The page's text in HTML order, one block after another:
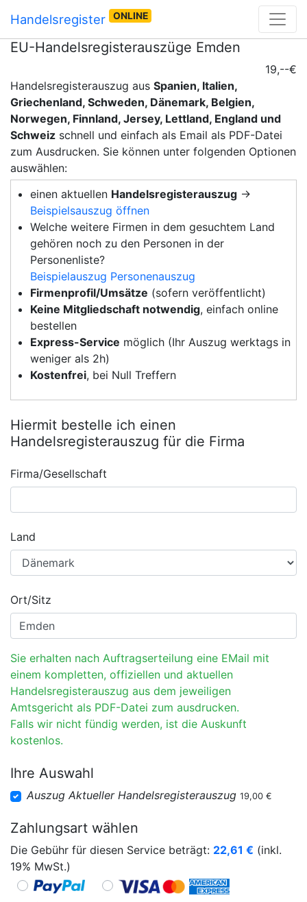
Handelsregister ONLINE
EU-Handelsregisterauszüge Emden
19,--€
Handelsregisterauszug aus Spanien, Italien,
Griechenland, Schweden, Dänemark, Belgien,
Norwegen, Finnland, Jersey, Lettland, England und
Schweiz schnell und einfach als Email als PDF-Datei
zum Ausdrucken. Sie können unter folgenden Optionen
auswählen:
einen aktuellen Handelsregisterauszug →
Beispielsauszug öffnen
Welche weitere Firmen in dem gesuchtem Land
gehören noch zu den Personen in der
Personenliste?
Beispielauszug Personenauszug
Firmenprofil/Umsätze (sofern veröffentlicht)
Keine Mitgliedschaft notwendig, einfach online
bestellen
Express-Service möglich (Ihr Auszug werktags in
weniger als 2h)
Kostenfrei, bei Null Treffern
Hiermit bestelle ich einen
Handelsregisterauszug für die Firma
Firma/Gesellschaft
Land
Ort/Sitz
Sie erhalten nach Auftragserteilung eine EMail mit
einem kompletten, offiziellen und aktuellen
Handelsregisterauszug aus dem jeweiligen
Amtsgericht als PDF-Datei zum ausdrucken.
Falls wir nicht fündig werden, ist die Auskunft
kostenlos.
Ihre Auswahl
Auszug Aktueller Handelsregisterauszug 19,00 €
Zahlungsart wählen
Die Gebühr für diesen Service beträgt: 22,61 € (inkl.
19% MwSt.)